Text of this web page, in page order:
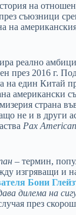
на
съюзници
на
реално
през 2016 г.
на един Китай
американски
страна
не и в други
Pax
– термин,
изгряващи и
Бони
дилема на
през